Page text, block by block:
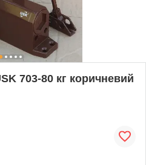
703-80 кг коричневий